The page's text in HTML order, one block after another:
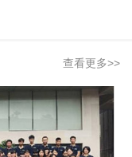
查看更多>>